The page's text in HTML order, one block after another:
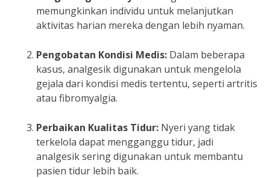
memungkinkan individu untuk melanjutkan
aktivitas harian mereka dengan lebih nyaman.
Pengobatan Kondisi Medis: Dalam beberapa
kasus, analgesik digunakan untuk mengelola
gejala dari kondisi medis tertentu, seperti artritis
atau fibromyalgia.
Perbaikan Kualitas Tidur: Nyeri yang tidak
terkelola dapat mengganggu tidur, jadi
analgesik sering digunakan untuk membantu
pasien tidur lebih baik.